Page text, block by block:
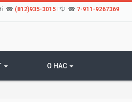
☎ (812)935-3015РФ: ☎ 7-911-9267369
О НАС